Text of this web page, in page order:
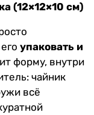
(12×12×10 см)
упаковать и
форму, внутри
чайник
всё